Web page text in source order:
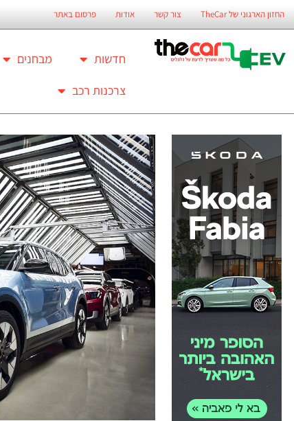
החזון הארגוני של TheCar צור קשר אודות פרסום באתר
חדשות מבחנים
צרכנות רכב